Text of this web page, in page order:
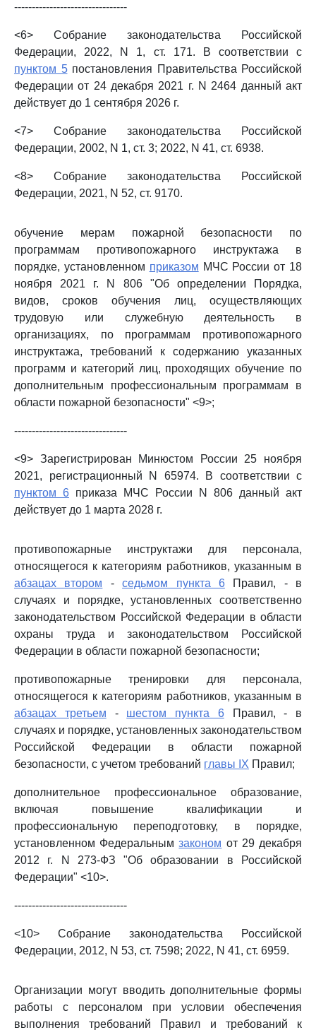
--------------------------------
<6> Собрание законодательства Российской
Федерации, 2022, N 1, ст. 171. В соответствии с
пунктом 5постановления Правительства Российской
Федерации от 24 декабря 2021 г. N 2464 данный акт
действует до 1 сентября 2026 г.
<7> Собрание законодательства Российской
Федерации, 2002, N 1, ст. 3; 2022, N 41, ст. 6938.
<8> Собрание законодательства Российской
Федерации, 2021, N 52, ст. 9170.
обучение мерам пожарной безопасности по
программам противопожарного инструктажа в
порядке, установленном приказом МЧС России от 18
ноября 2021 г. N 806 "Об определении Порядка,
видов, сроков обучения лиц, осуществляющих
трудовую или служебную деятельность в
организациях, по программам противопожарного
инструктажа, требований к содержанию указанных
программ и категорий лиц, проходящих обучение по
дополнительным профессиональным программам в
области пожарной безопасности" <9>;
--------------------------------
<9> Зарегистрирован Минюстом России 25 ноября
2021, регистрационный N 65974. В соответствии с
пунктом 6 приказа МЧС России N 806 данный акт
действует до 1 марта 2028 г.
противопожарные инструктажи для персонала,
относящегося к категориям работников, указанным в
абзацах втором -седьмом пункта 6Правил, - в
случаях и порядке, установленных соответственно
законодательством Российской Федерации в области
охраны труда и законодательством Российской
Федерации в области пожарной безопасности;
противопожарные тренировки для персонала,
относящегося к категориям работников, указанным в
абзацах третьем - шестом пункта 6Правил, - в
случаях и порядке, установленных законодательством
Российской Федерации в области пожарной
безопасности, с учетом требований главы IX Правил;
дополнительное профессиональное образование,
включая повышение квалификации и
профессиональную переподготовку, в порядке,
установленном Федеральнымзаконом от 29 декабря
2012 г. N 273-ФЗ "Об образовании в Российской
Федерации" <10>.
--------------------------------
<10> Собрание законодательства Российской
Федерации, 2012, N 53, ст. 7598; 2022, N 41, ст. 6959.
Организации могут вводить дополнительные формы
работы с персоналом при условии обеспечения
выполнения требований Правил и требований к